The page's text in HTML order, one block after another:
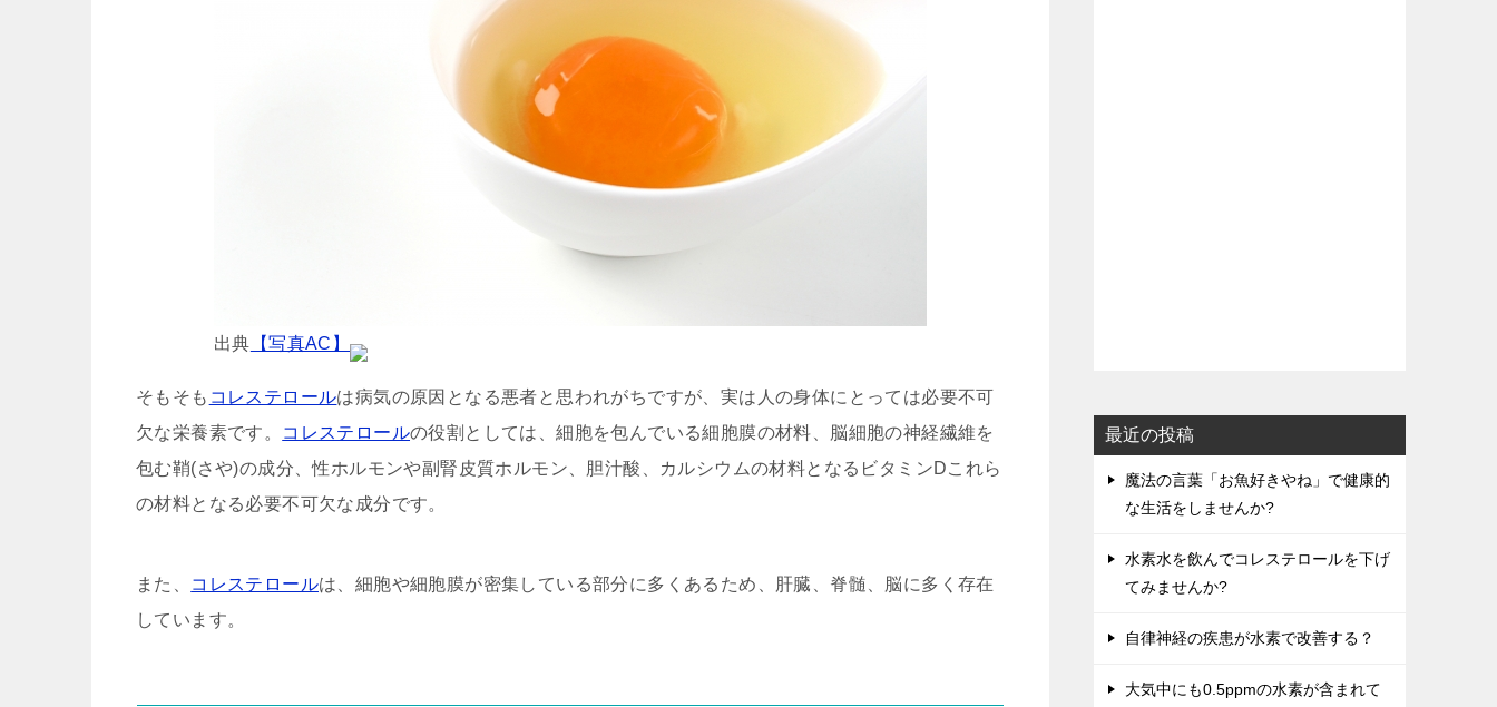
出典 【写真AC】
そもそも コレステロールは病気の原因となる悪者と思われがちですが、実は人の身体にとっては必要不可
欠な栄養素です。
コレステロールの役割としては、細胞を包んでいる細胞膜の材料、脳細胞の神経繊維を
包む鞘(さや)の成分、性ホルモンや副腎皮質ホルモン、胆汁酸、カルシウムの材料となるビタミンDこれら
の材料となる必要不可欠な成分です。
また、 コレステロールは、細胞や細胞膜が密集している部分に多くあるため、肝臓、脊髄、脳に多く存在
しています。
最近の投稿
魔法の言葉「お魚好きやね」で健康的
な生活をしませんか?
水素水を飲んでコレステロールを下げ
てみませんか?
自律神経の疾患が水素で改善する？
大気中にも0.5ppmの水素が含まれて